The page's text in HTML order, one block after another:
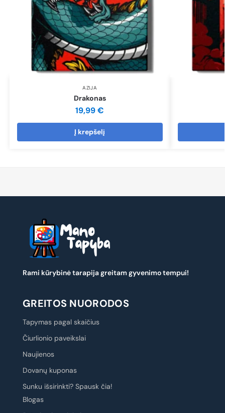
AZIJA
Drakonas
19,99€
Į krepšelį
Rami kūrybinė tarapija greitam gyvenimo tempui!
GREITOS NUORODOS
Tapymas pagal skaičius
Čiurlionio paveikslai
Naujienos
Dovanų kuponas
Sunku išsirinkti? Spausk čia!
Blogas